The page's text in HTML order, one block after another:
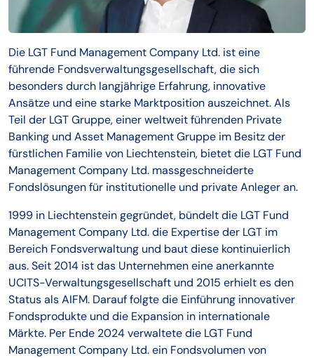
Die LGT Fund Management Company Ltd. ist eine
führende Fondsverwaltungsgesellschaft, die sich
besonders durch langjährige Erfahrung, innovative
Ansätze und eine starke Marktposition auszeichnet. Als
Teil der LGT Gruppe, einer weltweit führenden Private
Banking und Asset Management Gruppe im Besitz der
fürstlichen Familie von Liechtenstein, bietet die LGT Fund
Management Company Ltd. massgeschneiderte
Fondslösungen für institutionelle und private Anleger an.
1999 in Liechtenstein gegründet, bündelt die LGT Fund
Management Company Ltd. die Expertise der LGT im
Bereich Fondsverwaltung und baut diese kontinuierlich
aus. Seit 2014 ist das Unternehmen eine anerkannte
UCITS-Verwaltungsgesellschaft und 2015 erhielt es den
Status als AIFM. Darauf folgte die Einführung innovativer
Fondsprodukte und die Expansion in internationale
Märkte. Per Ende 2024 verwaltete die LGT Fund
Management Company Ltd. ein Fondsvolumen von